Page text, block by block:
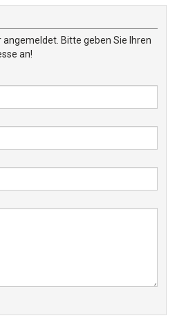
Bitte geben Sie Ihren
an!